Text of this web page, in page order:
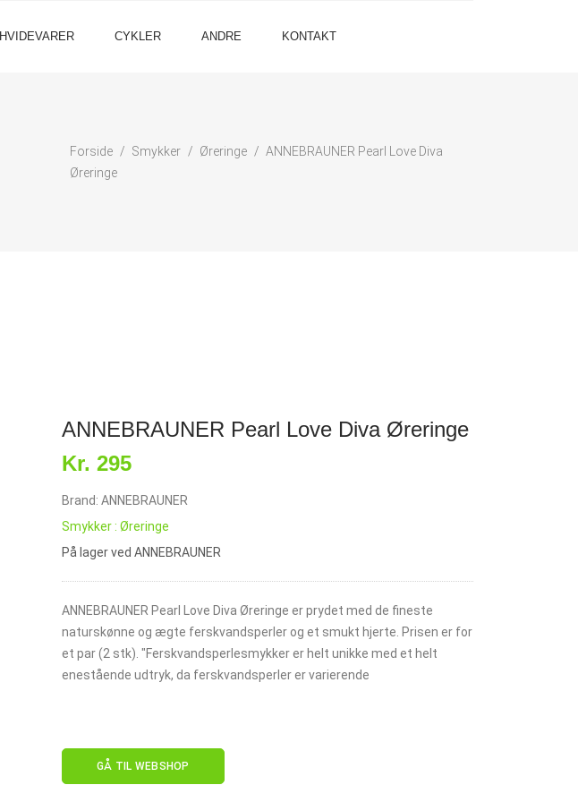
HVIDEVARER CYKLER ANDRE KONTAKT
Forside Smykker Øreringe
ANNEBRAUNER Pearl Love Diva
Øreringe
ANNEBRAUNER Pearl Love Diva Øreringe
Kr. 295
Brand: ANNEBRAUNER
Smykker : Øreringe
På lager ved ANNEBRAUNER
ANNEBRAUNER Pearl Love Diva Øreringe er prydet med de fineste
naturskønne og ægte ferskvandsperler og et smukt hjerte. Prisen er for
et par (2 stk). "Ferskvandsperlesmykker er helt unikke med et helt
enestående udtryk, da ferskvandsperler er varierende
GÅ TIL WEBSHOP